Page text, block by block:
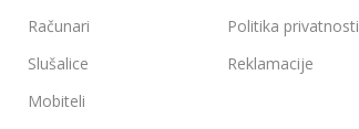
Računari
Slušalice
Mobiteli
Politika privatnosti
Reklamacije